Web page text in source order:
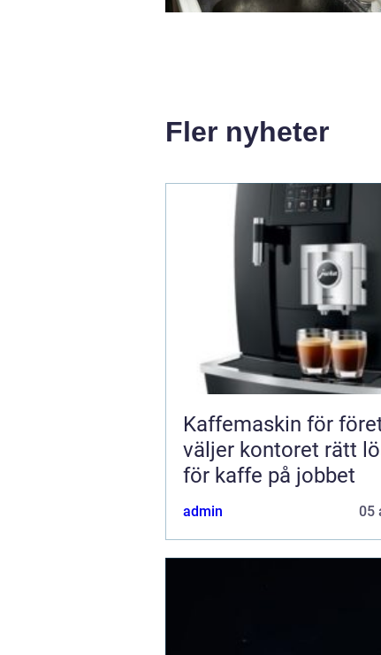
Fler nyheter
Kaffemaskin för
väljer kontoret rätt
för kaffe på jobbet
admin 05